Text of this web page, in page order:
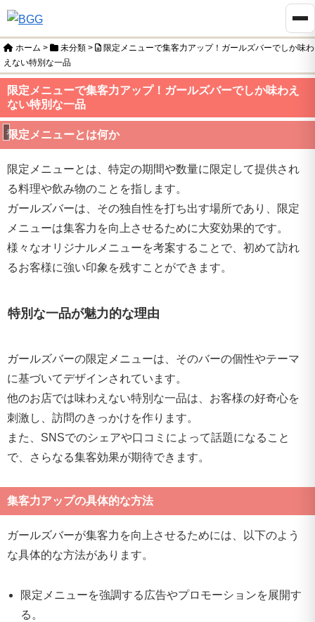
ホーム > 未分類 >
限定メニューで集客力アップ！ガールズバーでしか味わ
えない特別な一品
限定メニューで集客力アップ！ガールズバーでしか味わえ
ない特別な一品
未分類
限定メニューとは何か
限定メニューとは、特定の期間や数量に限定して提供され
る料理や飲み物のことを指します。
ガールズバーは、その独自性を打ち出す場所であり、限定
メニューは集客力を向上させるために大変効果的です。
様々なオリジナルメニューを考案することで、初めて訪れ
るお客様に強い印象を残すことができます。
特別な一品が魅力的な理由
ガールズバーの限定メニューは、そのバーの個性やテーマ
に基づいてデザインされています。
他のお店では味わえない特別な一品は、お客様の好奇心を
刺激し、訪問のきっかけを作ります。
また、SNSでのシェアや口コミによって話題になること
で、さらなる集客効果が期待できます。
集客力アップの具体的な方法
ガールズバーが集客力を向上させるためには、以下のよう
な具体的な方法があります。
限定メニューを強調する広告やプロモーションを展開す
る。